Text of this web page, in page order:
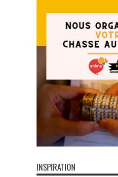
INSPIRATION